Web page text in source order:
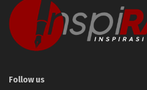
Follow us